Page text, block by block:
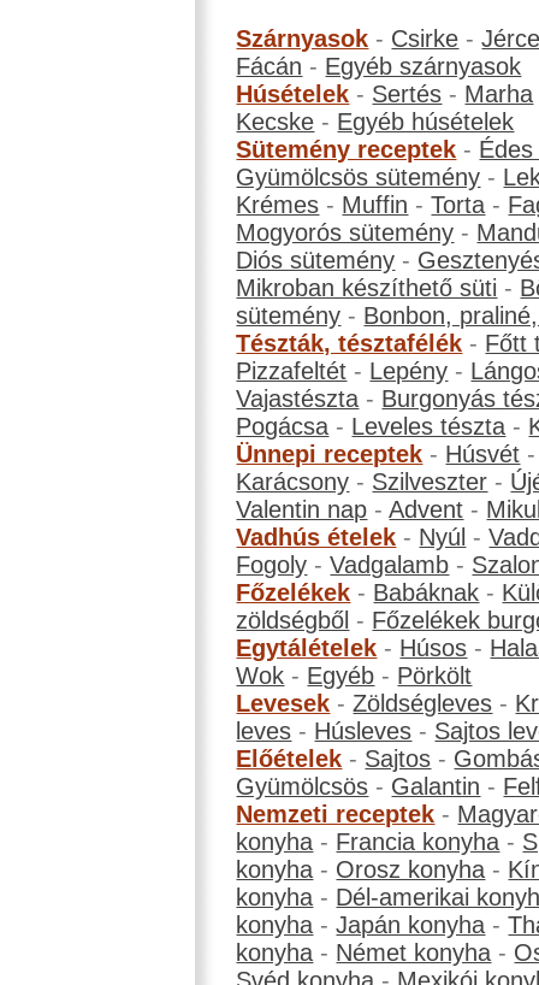
Szárnyasok - Csirke -
Fácán - Egyéb szárnyasok
Húsételek - Sertés - Marha
Kecske - Egyéb húsételek
Sütemény receptek -
Gyümölcsös sütemény -
Krémes - Muffin -Torta -
Mogyorós sütemény -
Diós sütemény -
Mikroban készíthető süti -
sütemény - Bonbon,
Tészták, tésztafélék - Főtt
Pizzafeltét - Lepény -
Vajastészta - Burgonyás
Pogácsa - Leveles tészta -
Ünnepi receptek - Húsvét
Karácsony - Szilveszter -
Valentin nap -Advent -
Vadhús ételek - Nyúl -
Fogoly -Vadgalamb -
Főzelékek - Babáknak -
zöldségből - Főzelékek
Egytálételek - Húsos -
Wok - Egyéb - Pörkölt
Levesek -Zöldségleves -
leves - Húsleves - Sajtos
Előételek - Sajtos -
Gyümölcsös - Galantin -
Nemzeti receptek -
konyha - Francia konyha -
konyha - Orosz konyha -
konyha - Dél-amerikai
konyha -Japán konyha -
konyha - Német konyha -